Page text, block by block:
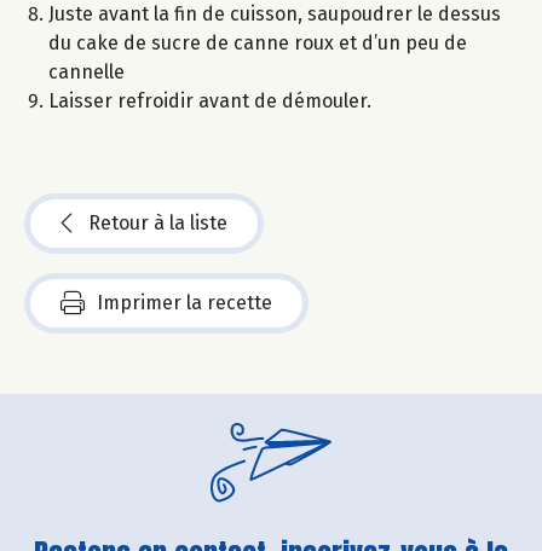
Juste avant la fin de cuisson, saupoudrer le dessus
du cake de sucre de canne roux et d’un peu de
cannelle
Laisser refroidir avant de démouler.
Retour à la liste
Imprimer la recette